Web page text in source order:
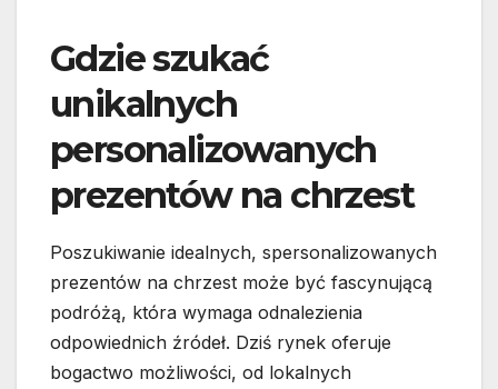
Gdzie szukać
unikalnych
personalizowanych
prezentów na chrzest
Poszukiwanie idealnych, spersonalizowanych
prezentów na chrzest może być fascynującą
podróżą, która wymaga odnalezienia
odpowiednich źródeł. Dziś rynek oferuje
bogactwo możliwości, od lokalnych